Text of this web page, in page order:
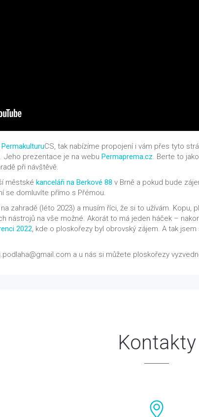
PermakulturuCS, tak nabízíme propojení i vám přes tyto
Jeho prezentace je na webu Permaprema.cz. Berte to
při návštěvě.
městské kanceláři na Berkové 88 v Brně a pokud bude
se domluvíte přímo s Přémou.
zahradě (léto 2023) a musím říci, že si to užívám.
nástrojů na vše možné. Akorát to má jeden háček –
2022, kde o ploskořezy byl obrovský zájem. A tak
a u nás si můžete ploskořezy
Kontakty